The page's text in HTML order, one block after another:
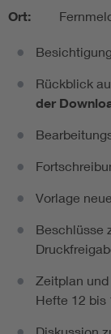
Ort:
Rückblick
der
Vorlage
Beschlüsse
Zeitplan
Hefte 12 bis